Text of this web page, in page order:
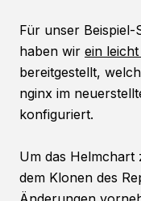
Für unser Beispiel-
haben wir ein
bereitgestellt,
nginx im
konfiguriert.
Um das Helmchart
dem Klonen des